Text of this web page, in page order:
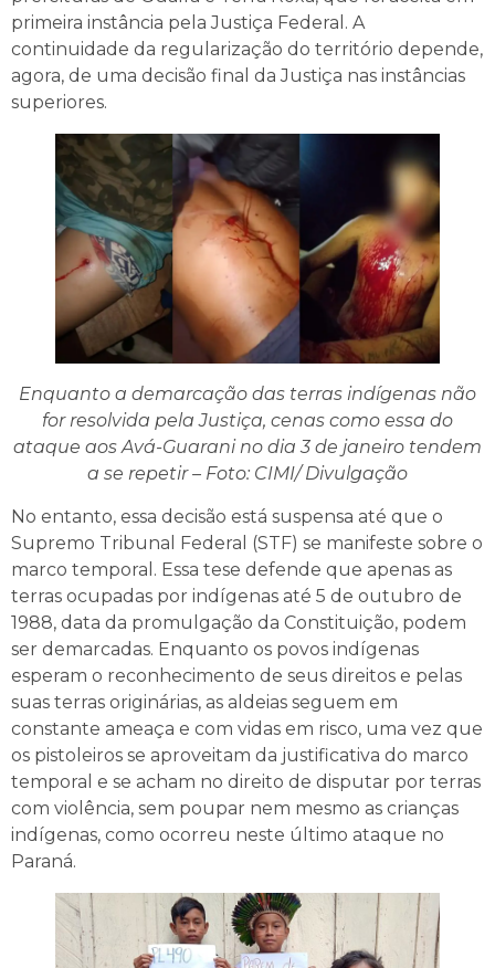
primeira instância pela Justiça Federal. A
continuidade da regularização do território depende,
agora, de uma decisão final da Justiça nas instâncias
superiores.
Enquanto a demarcação das terras indígenas não
for resolvida pela Justiça, cenas como essa do
ataque aos Avá-Guarani no dia 3 de janeiro tendem
a se repetir – Foto: CIMI/ Divulgação
No entanto, essa decisão está suspensa até que o
Supremo Tribunal Federal (STF) se manifeste sobre o
marco temporal. Essa tese defende que apenas as
terras ocupadas por indígenas até 5 de outubro de
1988, data da promulgação da Constituição, podem
ser demarcadas. Enquanto os povos indígenas
esperam o reconhecimento de seus direitos e pelas
suas terras originárias, as aldeias seguem em
constante ameaça e com vidas em risco, uma vez que
os pistoleiros se aproveitam da justificativa do marco
temporal e se acham no direito de disputar por terras
com violência, sem poupar nem mesmo as crianças
indígenas, como ocorreu neste último ataque no
Paraná.